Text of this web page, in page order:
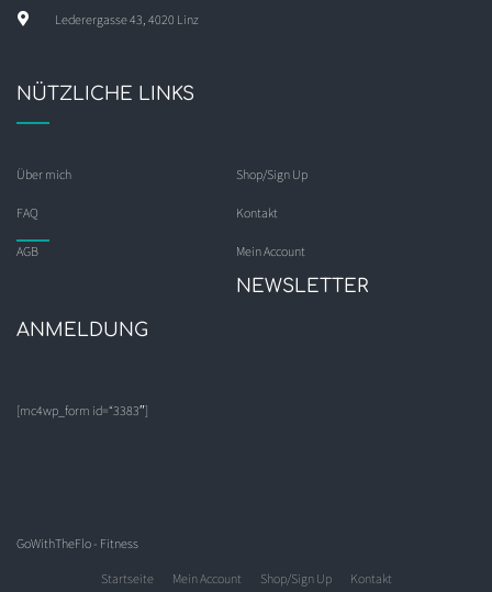
Lederergasse 43, 4020 Linz
NÜTZLICHE LINKS
Über mich Shop/Sign Up
FAQ Kontakt
AGB Mein Account
NEWSLETTER
ANMELDUNG
[mc4wp_form id=“3383″]
GoWithTheFlo - Fitness
Startseite Mein Account Shop/Sign Up Kontakt